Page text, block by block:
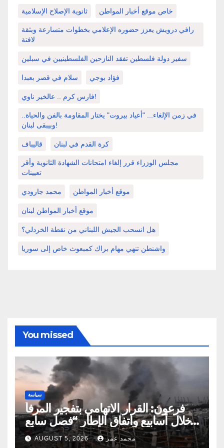
ثانوية الإصلاح الإسلامية خاص موقع أخبار المواطن
رافي درويش يعزز حضوره الإعلامي بخطوات متسارعة وبثقة
لافتة
سفير دولة فلسطين تفقد النازحين الفلسطينيين في سبلين
سلام في قصر بعبدا فؤاد بوجي
فارس كرم .. عالخير ناوي!
في زمن الإلغاء... "أعياد بيروت" يختار المقاومة بالفن والحياة..
وبيبقى لبنان!
قاليباف كرة القدم في لبنان
مجلس الوزراء قرر إلغاء امتحانات الشهادة الثانوية وأقر
تعيينات
محمد جارودي موقع أخبار المواطن
موقع أخبار المواطن لبنان
هل انسحب الجيش اللبناني من نقطة الخردلي؟
واشنطن تنهي مهام براك كمبعوث خاص إلى سوريا
You missed
سياسة
فرعون: القرار الاتهامي بتفجير المرفأ
خلال أسابيع واتفاق الإطار “فصل سابع
ونصف”
AUGUST 5, 2026 محمد عمر